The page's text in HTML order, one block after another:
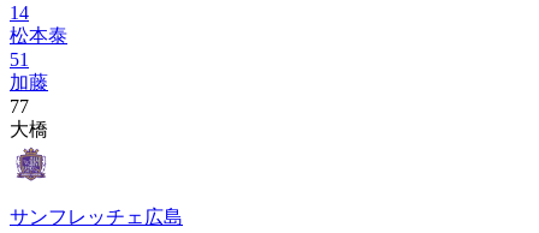
14
松本泰
51
加藤
77
大橋
サンフレッチェ広島